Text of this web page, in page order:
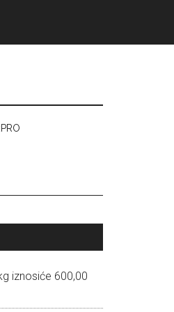
iznosiće 600,00